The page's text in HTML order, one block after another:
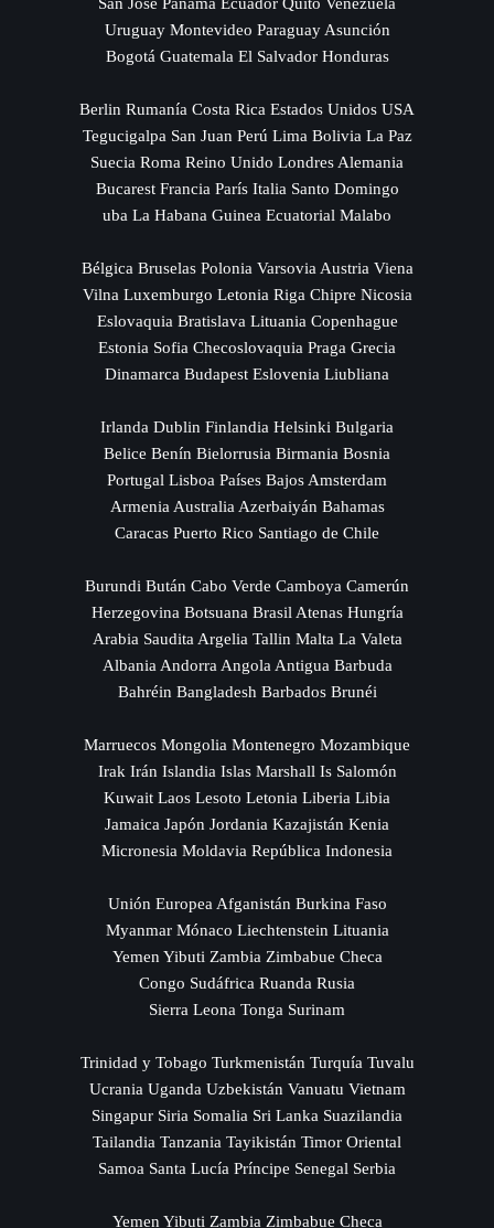
Uruguay Montevideo Paraguay Asunción
Bogotá Guatemala El Salvador Honduras
Berlin Rumanía Costa Rica Estados Unidos USA
Tegucigalpa San Juan Perú Lima Bolivia La Paz
Suecia Roma Reino Unido Londres Alemania
Bucarest Francia París Italia Santo Domingo
uba La Habana Guinea Ecuatorial Malabo
Bélgica Bruselas Polonia Varsovia Austria Viena
Vilna Luxemburgo Letonia Riga Chipre Nicosia
Eslovaquia Bratislava Lituania Copenhague
Estonia Sofia Checoslovaquia Praga Grecia
Dinamarca Budapest Eslovenia Liubliana
Irlanda Dublin Finlandia Helsinki Bulgaria
Belice Benín Bielorrusia Birmania Bosnia
Portugal Lisboa Países Bajos Amsterdam
Armenia Australia Azerbaiyán Bahamas
Caracas Puerto Rico Santiago de Chile
Burundi Bután Cabo Verde Camboya Camerún
Herzegovina Botsuana Brasil Atenas Hungría
Arabia Saudita Argelia Tallin Malta La Valeta
Albania Andorra Angola Antigua Barbuda
Bahréin Bangladesh Barbados Brunéi
Marruecos Mongolia Montenegro Mozambique
Irak Irán Islandia Islas Marshall Is Salomón
Kuwait Laos Lesoto Letonia Liberia Libia
Jamaica Japón Jordania Kazajistán Kenia
Micronesia Moldavia República Indonesia
Unión Europea Afganistán Burkina Faso
Myanmar Mónaco Liechtenstein Lituania
Yemen Yibuti Zambia Zimbabue Checa
Congo Sudáfrica Ruanda Rusia
Sierra Leona Tonga Surinam
Trinidad y Tobago Turkmenistán Turquía Tuvalu
Ucrania Uganda Uzbekistán Vanuatu Vietnam
Singapur Siria Somalia Sri Lanka Suazilandia
Tailandia Tanzania Tayikistán Timor Oriental
Samoa Santa Lucía Príncipe Senegal Serbia
Yemen Yibuti Zambia Zimbabue Checa